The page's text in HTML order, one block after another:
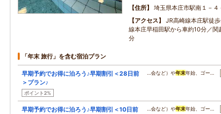
住所
埼玉県本庄市駅南１－４
アクセス
JR高崎線本庄駅徒
線本庄早稲田駅から車約10分／関
分
「年末 旅行」を含む宿泊プラン
早期予約でお得に泊ろう♪早期割引＜28日前
＞プラン♪
ポイント2%
…会など）や年末年始、ゴー…
早期予約でお得に泊ろう♪早期割引＜10日前
…会など）や年末年始、ゴー…